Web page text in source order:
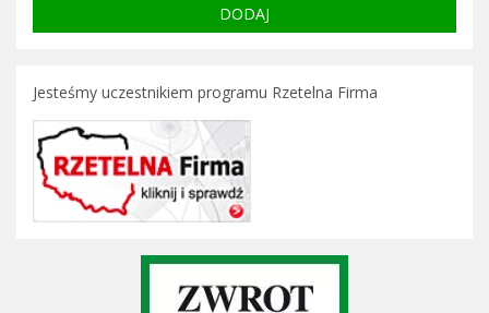
Jesteśmy uczestnikiem programu Rzetelna Firma